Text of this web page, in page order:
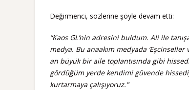
Değirmenci, sözlerine şöyle devam etti:
“Kaos GL’nin adresini buldum. Ali ile
medya. Bu anaakım medyada
an büyük bir aile toplantısında gibi
gördüğüm yerde kendimi güvende
kurtarmaya çalışıyoruz."